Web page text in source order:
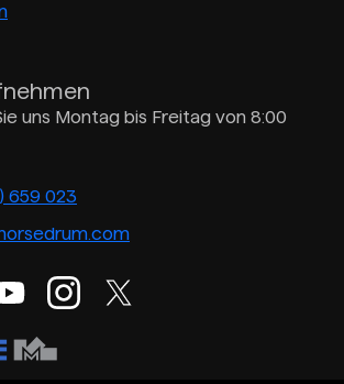
uns Montag bis Freitag von 8:00
659 023